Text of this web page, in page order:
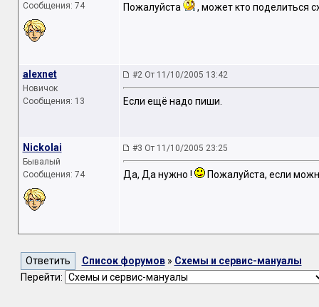
Сообщения: 74
Пожалуйста , может кто поделиться
alexnet
Новичок
Сообщения: 13
#2 От 11/10/2005 13:42
Если ещё надо пиши.
Nickolai
Бывалый
Сообщения: 74
#3 От 11/10/2005 23:25
Да, Да нужно ! Пожалуйста, если
Список форумов» Схемы и сервис-мануалы
Перейти: